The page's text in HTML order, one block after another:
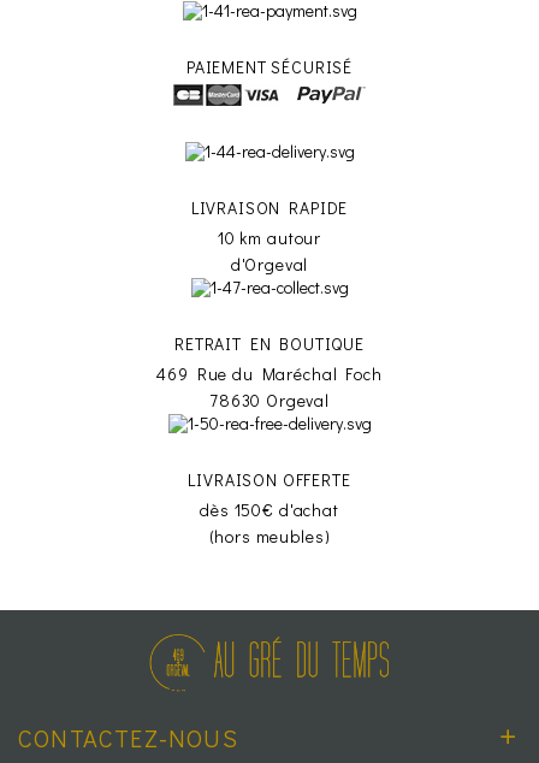
PAIEMENT SÉCURISÉ
LIVRAISON RAPIDE
10 km autour
d'Orgeval
RETRAIT EN BOUTIQUE
469 Rue du Maréchal Foch
78630 Orgeval
LIVRAISON OFFERTE
dès 150€ d'achat
(hors meubles)
CONTACTEZ-NOUS